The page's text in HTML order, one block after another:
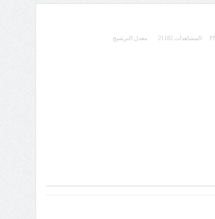
المشاهدات 21182 معدل الترشيح